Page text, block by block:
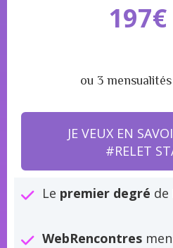
ou 3
JE VEUX EN
#RELET
Le premier degré de
WebRencontres